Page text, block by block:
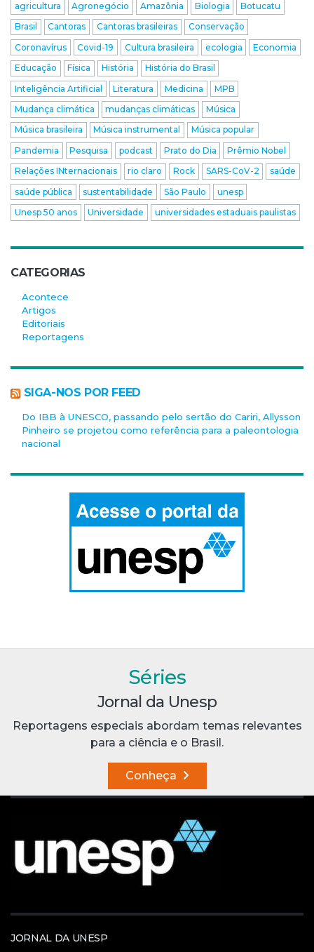
agricultura Agronegócio Amazônia Biologia
Botucatu
Brasil
Cantoras Cantoras brasileiras
Conservação
Coronavírus
Covid-19 Cultura brasileira ecologia
Economia
Educação
Física História
História do Brasil
Inteligência Artificial
Literatura Medicina
MPB
Mudança climática
mudanças climáticas
Música
Música brasileira
Música instrumental
Música popular
Pandemia
Pesquisa podcast Prato do Dia
Prêmio Nobel
Relações INternacionais
rio claro Rock SARS-CoV-2
saúde
saúde pública
sustentabilidade São Paulo
unesp
Unesp 50 anos
Universidade universidades estaduais paulistas
CATEGORIAS
Acontece
Artigos
Editoriais
Reportagens
SIGA-NOS POR FEED
Do IBB à UNESCO, passando pelo sertão do Cariri, Allysson
Pinheiro se projetou como referência para a paleontologia
nacional
Séries
Jornal da Unesp
Reportagens especiais abordam temas relevantes
para a ciência e o Brasil.
Conheça
JORNAL DA UNESP